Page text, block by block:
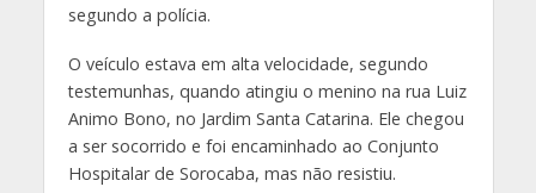
segundo a polícia.
O veículo estava em alta velocidade, segundo
testemunhas, quando atingiu o menino na rua Luiz
Animo Bono, no Jardim Santa Catarina. Ele chegou
a ser socorrido e foi encaminhado ao Conjunto
Hospitalar de Sorocaba, mas não resistiu.